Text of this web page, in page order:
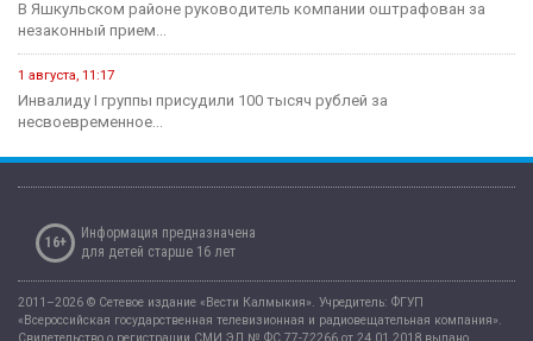
Сегодня стартует открытый городской турнир по боксу
Здравоохранение
16 июля, 13:06
Современные технологии на страже женского здоровья и
11 июля, 07:14
В рамках недели профилактики аллергических заболеваний в
12 мая, 08:07